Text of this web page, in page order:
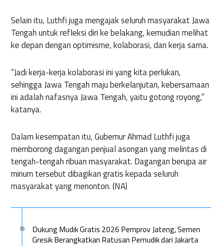
Selain itu, Luthfi juga mengajak seluruh masyarakat Jawa
Tengah untuk refleksi diri ke belakang, kemudian melihat
ke depan dengan optimisme, kolaborasi, dan kerja sama.
“Jadi kerja-kerja kolaborasi ini yang kita perlukan,
sehingga Jawa Tengah maju berkelanjutan, kebersamaan
ini adalah nafasnya Jawa Tengah, yaitu gotong royong,”
katanya.
Dalam kesempatan itu, Gubernur Ahmad Luthfi juga
memborong dagangan penjual asongan yang melintas di
tengah-tengah ribuan masyarakat. Dagangan berupa air
minum tersebut dibagikan gratis kepada seluruh
masyarakat yang menonton. (NA)
Dukung Mudik Gratis 2026 Pemprov Jateng, Semen
Gresik Berangkatkan Ratusan Pemudik dari Jakarta